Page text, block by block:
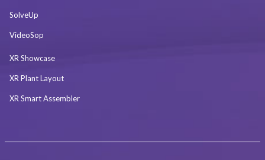
SolveUp
VideoSop
XR Showcase
XR Plant Layout
XR Smart Assembler